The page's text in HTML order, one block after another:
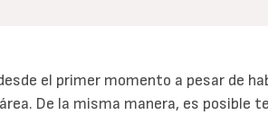
el primer momento a pesar de
De la misma manera, es posible